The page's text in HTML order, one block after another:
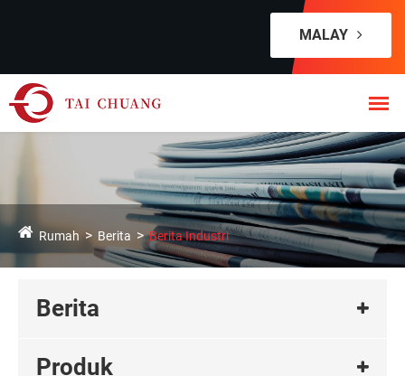
MALAY
Rumah Berita Berita Industri
Berita
Produk